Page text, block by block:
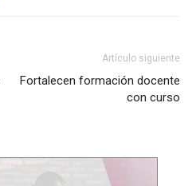
Artículo siguiente
Fortalecen formación docente
con curso